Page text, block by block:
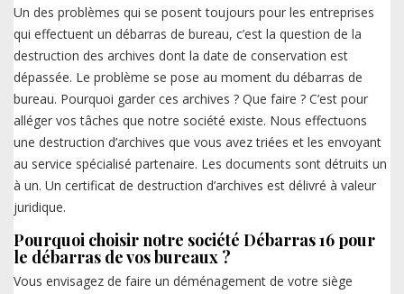
Un des problèmes qui se posent toujours pour les entreprises
qui effectuent un débarras de bureau, c’est la question de la
destruction des archives dont la date de conservation est
dépassée. Le problème se pose au moment du débarras de
bureau. Pourquoi garder ces archives ? Que faire ? C’est pour
alléger vos tâches que notre société existe. Nous effectuons
une destruction d’archives que vous avez triées et les envoyant
au service spécialisé partenaire. Les documents sont détruits un
à un. Un certificat de destruction d’archives est délivré à valeur
juridique.
Pourquoi choisir notre société Débarras 16 pour
le débarras de vos bureaux ?
Vous envisagez de faire un déménagement de votre siège